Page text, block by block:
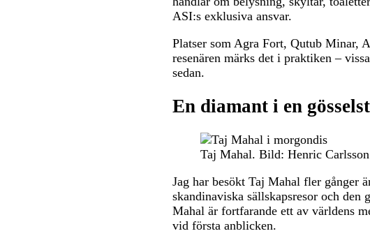
ASI:s exklusiva ansvar.
Platser som Agra Fort, Qutub Minar,
resenären märks det i praktiken –
sedan.
En diamant i en
Taj Mahal. Bild: Henric
Jag har besökt Taj Mahal fler gånger
skandinaviska sällskapsresor och
Mahal är fortfarande ett av världens
vid första anblicken.